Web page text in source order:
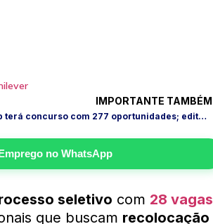
IMPORTANTE TAMBÉM
Unilab terá concurso com 277 oportunidades; edital sai até 30 de janeiro
no WhatsApp
seletivo com 28 vagas
que buscam recolocação